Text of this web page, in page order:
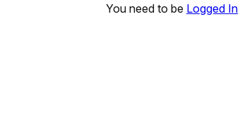
You need to be Logged In